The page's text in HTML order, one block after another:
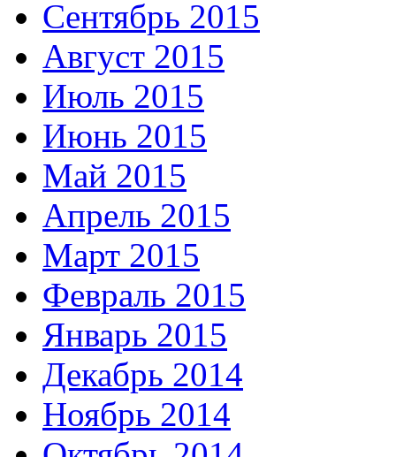
Сентябрь 2015
Август 2015
Июль 2015
Июнь 2015
Май 2015
Апрель 2015
Март 2015
Февраль 2015
Январь 2015
Декабрь 2014
Ноябрь 2014